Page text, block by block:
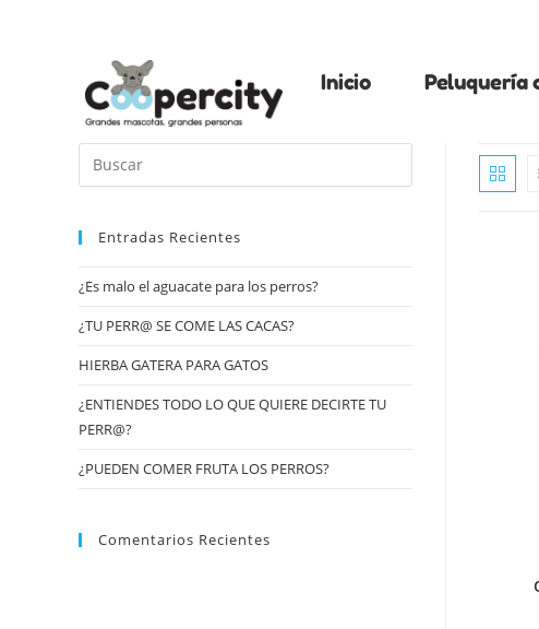
Inicio Peluquería
Entradas Recientes
¿Es malo el aguacate para los perros?
¿TU PERR@ SE COME LAS CACAS?
HIERBA GATERA PARA GATOS
¿ENTIENDES TODO LO QUE QUIERE DECIRTE TU
PERR@?
¿PUEDEN COMER FRUTA LOS PERROS?
Comentarios Recientes